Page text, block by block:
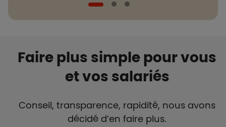
Faire plus simple pour vous
et vos salariés
Conseil, transparence, rapidité, nous avons
décidé d’en faire plus.